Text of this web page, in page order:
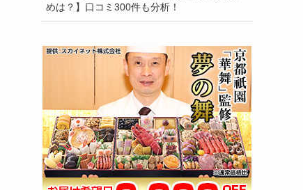
めは？】口コミ300件も分析！